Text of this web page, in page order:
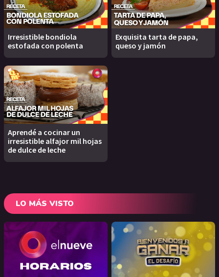
Irresistible bondiola
estofada con polenta
Exquisita tarta de papa,
queso y jamón
Aprendé a cocinar un
irresistible alfajor mil hojas
de dulce de leche
LO MÁS VISTO